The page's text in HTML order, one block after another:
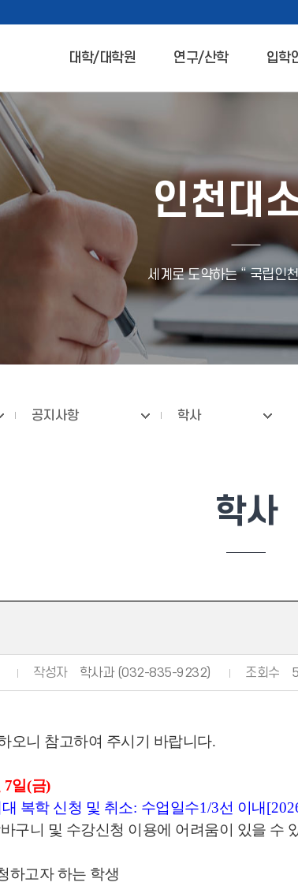
대학/대학원 연구/산학 입학
인천대
세계로 도약하는 “ 국립인
공지사항 학사
학사
작성자 학사과 (032-835-9232) 조회수
오니 참고하여 주시기 바랍니다.
7일(금)
복학 신청 및 취소: 수업일수1/3선 이내
구니 및 수강신청 이용에 어려움이 있을 수
하고자 하는 학생